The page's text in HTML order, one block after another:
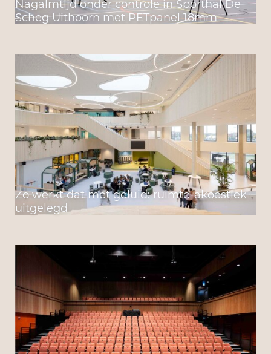
Nagalmtijd onder controle in Sporthal De
Scheg Uithoorn met PETpanel 18mm
Zo werkt dat met geluid: ruimte-akoestiek
uitgelegd